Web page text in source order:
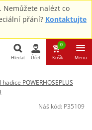
Nemůžete nalézt co
přání? Kontaktujte
Hledat
Hledat Účet
0
Košík Menu
POWERHOSEPLUS
Náš kód: P35109